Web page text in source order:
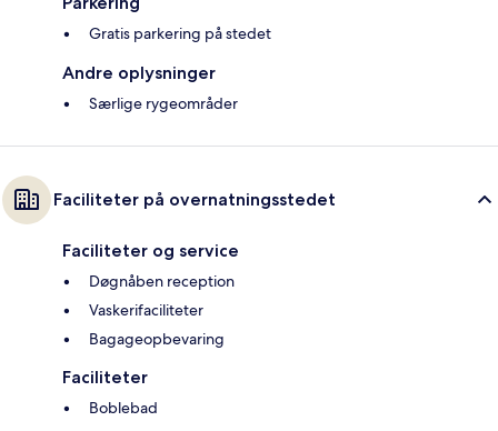
Gratis parkering på stedet
Andre oplysninger
Særlige rygeområder
Faciliteter på overnatningsstedet
Faciliteter og service
Døgnåben reception
Vaskerifaciliteter
Bagageopbevaring
Faciliteter
Boblebad